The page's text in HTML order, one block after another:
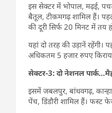
इस सेक्टर में भोपाल, मढ़ई,
बैतूल, टीकमगढ़ शामिल हैं।
की दूरी सिर्फ 20 मिनट में तय
यहां दो तरह की उड़ानें
अधिकतम 5 हजार रुपए
सेक्टर-3: दो नेशनल
इसमें जबलपुर, बांधवगढ़,
पेंच, डिंडौरी शामिल हैं। फस्ट